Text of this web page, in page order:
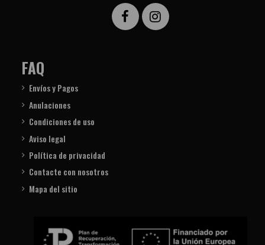
FAQ
Envíos y Pagos
Anulaciones
Condiciones de uso
Aviso legal
Política de privacidad
Contacte con nosotros
Mapa del sitio